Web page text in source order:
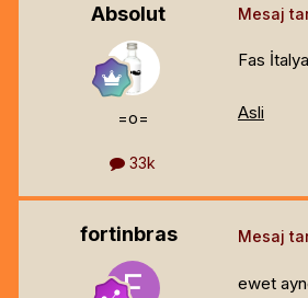
Absolut
=o=
33k
Mesaj
Fas
Asli
fortinbras Mesaj
ewet